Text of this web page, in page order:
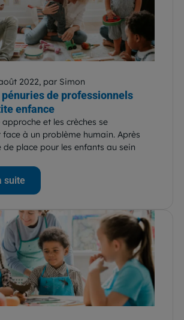
2022, par Simon
pénuries de professionnels
enfance
et les crèches se
face à un problème humain. Après
de place pour les enfants au sein
suite